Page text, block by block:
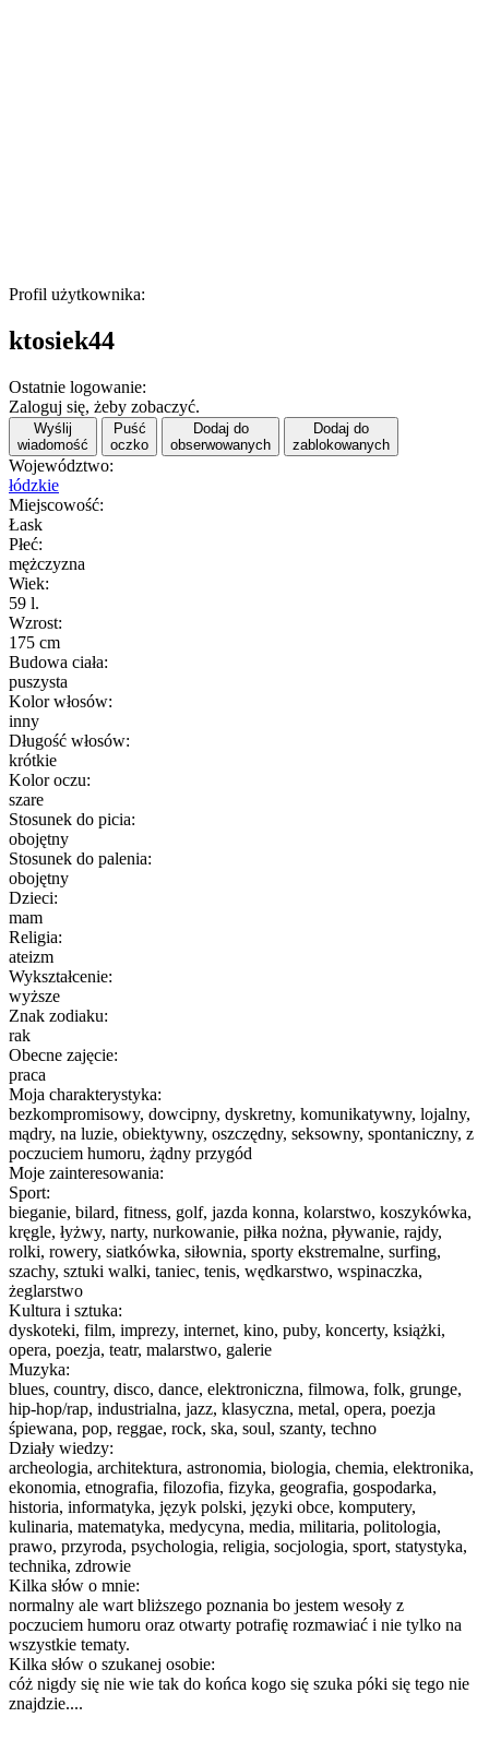
Profil użytkownika:
ktosiek44
Ostatnie logowanie:
Zaloguj się, żeby zobaczyć.
Wyślij
wiadomość
Puść
oczko
Dodaj do
obserwowanych
Dodaj do
zablokowanych
Województwo:
łódzkie
Miejscowość:
Łask
Płeć:
mężczyzna
Wiek:
59 l.
Wzrost:
175 cm
Budowa ciała:
puszysta
Kolor włosów:
inny
Długość włosów:
krótkie
Kolor oczu:
szare
Stosunek do picia:
obojętny
Stosunek do palenia:
obojętny
Dzieci:
mam
Religia:
ateizm
Wykształcenie:
wyższe
Znak zodiaku:
rak
Obecne zajęcie:
praca
Moja charakterystyka:
bezkompromisowy, dowcipny, dyskretny, komunikatywny, lojalny,
mądry, na luzie, obiektywny, oszczędny, seksowny, spontaniczny, z
poczuciem humoru, żądny przygód
Moje zainteresowania:
Sport:
bieganie, bilard, fitness, golf, jazda konna, kolarstwo, koszykówka,
kręgle, łyżwy, narty, nurkowanie, piłka nożna, pływanie, rajdy,
rolki, rowery, siatkówka, siłownia, sporty ekstremalne, surfing,
szachy, sztuki walki, taniec, tenis, wędkarstwo, wspinaczka,
żeglarstwo
Kultura i sztuka:
dyskoteki, film, imprezy, internet, kino, puby, koncerty, książki,
opera, poezja, teatr, malarstwo, galerie
Muzyka:
blues, country, disco, dance, elektroniczna, filmowa, folk, grunge,
hip-hop/rap, industrialna, jazz, klasyczna, metal, opera, poezja
śpiewana, pop, reggae, rock, ska, soul, szanty, techno
Działy wiedzy:
archeologia, architektura, astronomia, biologia, chemia, elektronika,
ekonomia, etnografia, filozofia, fizyka, geografia, gospodarka,
historia, informatyka, język polski, języki obce, komputery,
kulinaria, matematyka, medycyna, media, militaria, politologia,
prawo, przyroda, psychologia, religia, socjologia, sport, statystyka,
technika, zdrowie
Kilka słów o mnie:
normalny ale wart bliższego poznania bo jestem wesoły z
poczuciem humoru oraz otwarty potrafię rozmawiać i nie tylko na
wszystkie tematy.
Kilka słów o szukanej osobie:
cóż nigdy się nie wie tak do końca kogo się szuka póki się tego nie
znajdzie....